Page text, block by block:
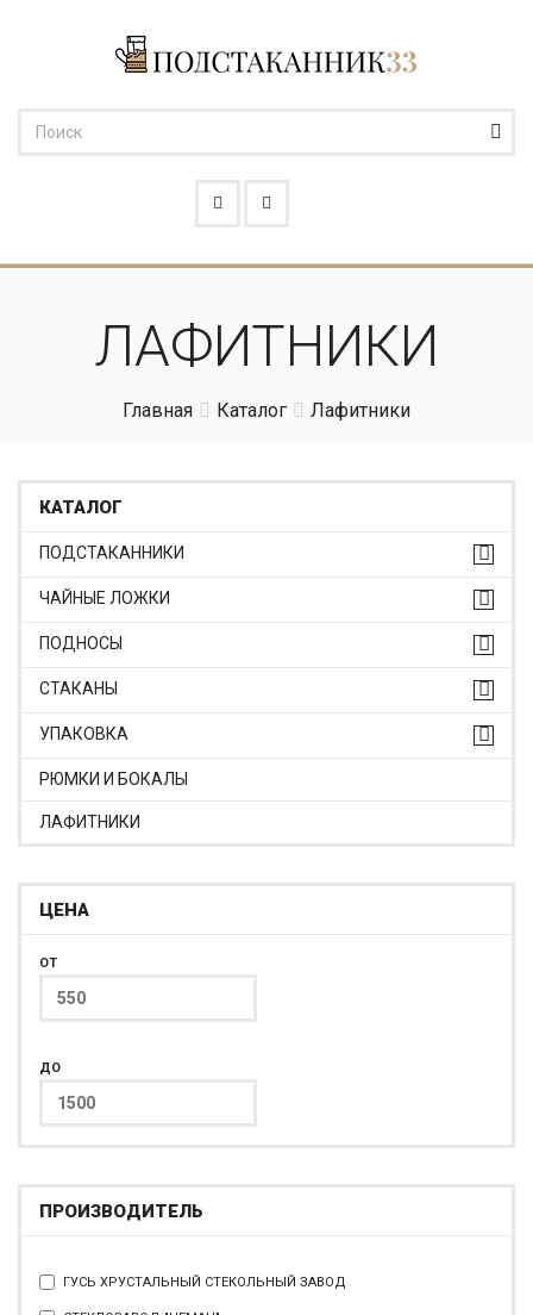
ЛАФИТНИКИ
Главная Каталог Лафитники
КАТАЛОГ
ПОДСТАКАННИКИ
ЧАЙНЫЕ ЛОЖКИ
ПОДНОСЫ
СТАКАНЫ
УПАКОВКА
РЮМКИ И БОКАЛЫ
ЛАФИТНИКИ
ЦЕНА
ОТ
ДО
ПРОИЗВОДИТЕЛЬ
ГУСЬ ХРУСТАЛЬНЫЙ СТЕКОЛЬНЫЙ ЗАВОД